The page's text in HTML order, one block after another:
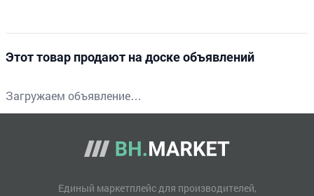
Этот товар продают на доске объявлений
Загружаем объявление…
Единый маркетплейс для производителей,